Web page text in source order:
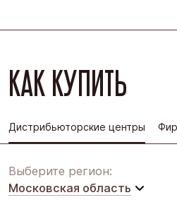
КАК КУПИТЬ
Дистрибьюторские центры
Выберите регион:
Московская область